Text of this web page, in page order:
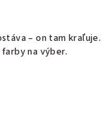
– on tam kraľuje.
na výber.